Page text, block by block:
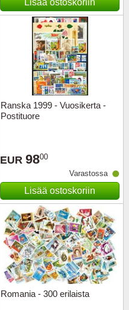
Lisää ostoskoriin
Ranska 1999 - Vuosikerta -
Postituore
EUR 9800
Varastossa
Lisää ostoskoriin
Romania - 300 erilaista
Länsi-
Malta